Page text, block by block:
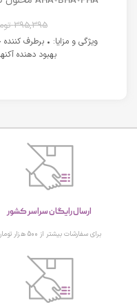
395,395
ویژگی و مزایا: • برطرف
بهبود دهنده
ارسال رایگان سراسر کشور
برای سفارشات بیشتر از 500 هزار تومان